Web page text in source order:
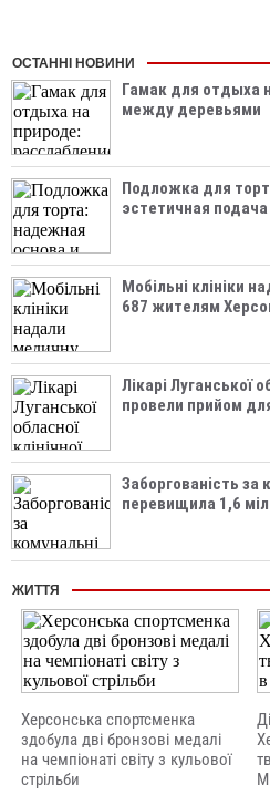
ОСТАННІ НОВИНИ
Гамак для отдыха
между деревьями
Подложка для
эстетичная
Мобільні клініки
687 жителям
Лікарі Луганської
провели прийом
Заборгованість за
перевищила 1,6
ЖИТТЯ
Херсонська спортсменка
здобула дві бронзові медалі
на чемпіонаті світу з кульової
стрільби